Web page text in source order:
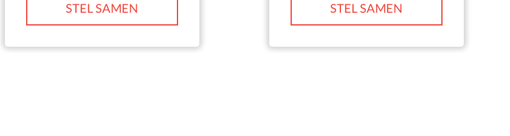
STEL SAMEN STEL SAMEN